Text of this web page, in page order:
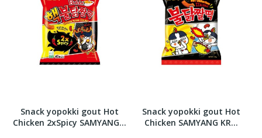
Snack yopokki gout Hot
Chicken 2xSpicy SAMYANG...
Snack yopokki gout Hot
Chicken SAMYANG KR...